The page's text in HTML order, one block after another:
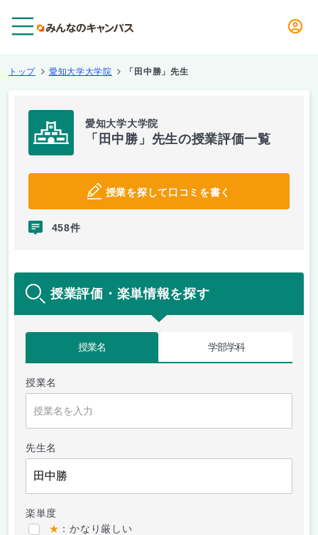
トップ 愛知大学大学院 「田中勝」先生
愛知大学大学院
「田中勝」先生の授業評価一覧
授業を探して口コミを書く
458件
授業評価・楽単情報を探す
授業名 学部学科
授業名
先生名
楽単度
★ ：かなり厳しい